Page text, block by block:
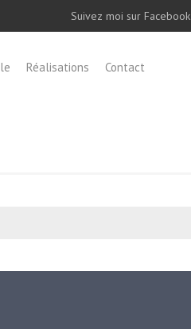
Suivez moi sur Facebook
Réalisations Contact